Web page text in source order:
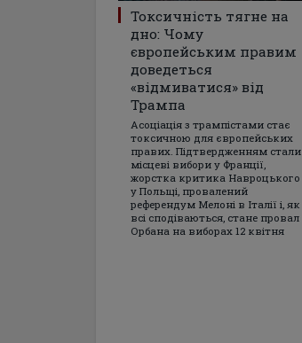
Токсичність тягне на
дно: Чому
європейським правим
доведеться
«відмиватися» від
Трампа
Асоціація з трампістами стає
токсичною для європейських
правих. Підтвердженням стали
місцеві вибори у Франції,
жорстка критика Навроцького
у Польщі, провалений
референдум Мелоні в Італії і, як
всі сподіваються, стане провал
Орбана на виборах 12 квітня